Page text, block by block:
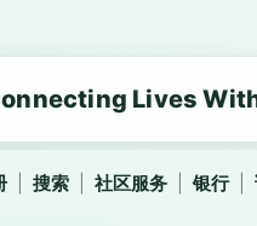
Lives
搜索 社区服务 银行